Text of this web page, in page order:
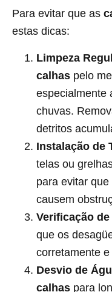
Para evitar que as
estas dicas:
Limpeza
calhas pelo
especialmente
chuvas.
detritos
Instalação de
telas ou
para evitar
causem
Verificação
que os
corretamente
Desvio de
calhas para